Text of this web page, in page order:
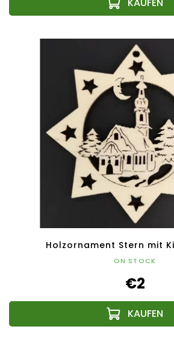
Holzornament Stern mit
ON STOCK
€2